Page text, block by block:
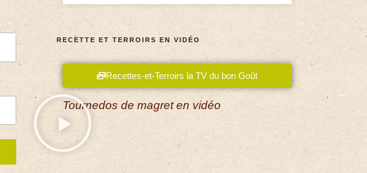
RECETTE ET TERROIRS EN VIDÉO
Recettes-et-Terroirs la TV du bon Goût
Tournedos de magret en vidéo